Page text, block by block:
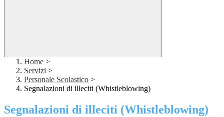
Home >
Servizi >
Personale Scolastico >
Segnalazioni di illeciti (Whistleblowing)
Segnalazioni di illeciti (Whistleblowing)